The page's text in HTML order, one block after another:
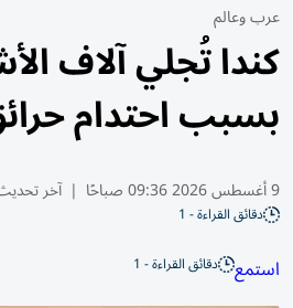
عرب وعالم
كندا تُجلي آلاف
بسبب احتدام
9 أغسطس 2026 09:36 صباحًا | آخر
دقائق القراءة - 1
استمع دقائق القراءة - 1